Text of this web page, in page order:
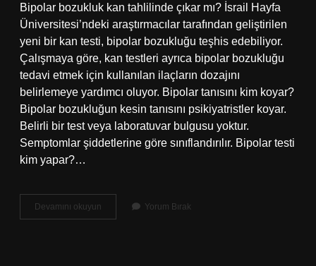
Bipolar bozukluk kan tahlilinde çıkar mı? İsrail Hayfa
Üniversitesi’ndeki araştırmacılar tarafından geliştirilen
yeni bir kan testi, bipolar bozukluğu teşhis edebiliyor.
Çalışmaya göre, kan testleri ayrıca bipolar bozukluğu
tedavi etmek için kullanılan ilaçların dozajını
belirlemeye yardımcı oluyor. Bipolar tanısını kim koyar?
Bipolar bozukluğun kesin tanısını psikiyatristler koyar.
Belirli bir test veya laboratuvar bulgusu yoktur.
Semptomlar şiddetlerine göre sınıflandırılır. Bipolar testi
kim yapar?…
Devamını okuyun
Hastalığı
Yorum Bırak